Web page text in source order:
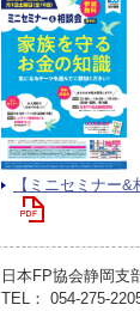
【ミニセミナー
日本FP協会静岡支
TEL： 054-275-